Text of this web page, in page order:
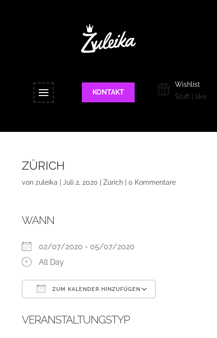
KONTAKT
Wishlist
Stuff I like
ZÜRICH
von zuleika Juli 2, 2020 Zürich| 0 Kommentare
WANN
02/07/2020 - 05/07/2020
All Day
ZUM KALENDER HINZUFÜGEN
VERANSTALTUNGSTYP